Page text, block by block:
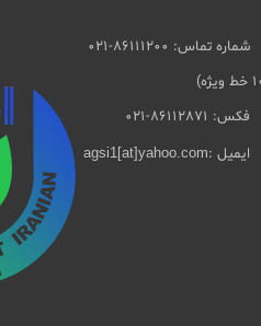
شماره تماس: 86111200-021
فکس: 86112871-021
ایمیل :agsi1[at]yahoo.com